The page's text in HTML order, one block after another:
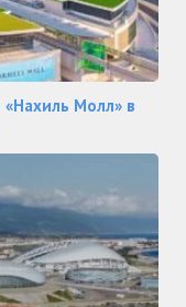
Молл» в